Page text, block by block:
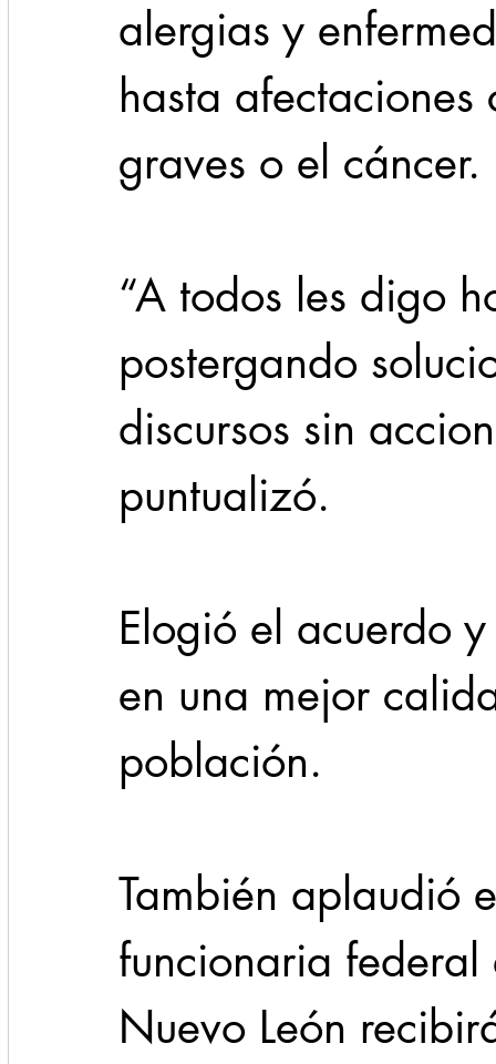
alergias y
hasta
graves o el cáncer.
“A todos les digo
postergando
discursos sin
puntualizó.
Elogió el acuerdo
en una mejor
población.
También aplaudió
funcionaria
Nuevo León